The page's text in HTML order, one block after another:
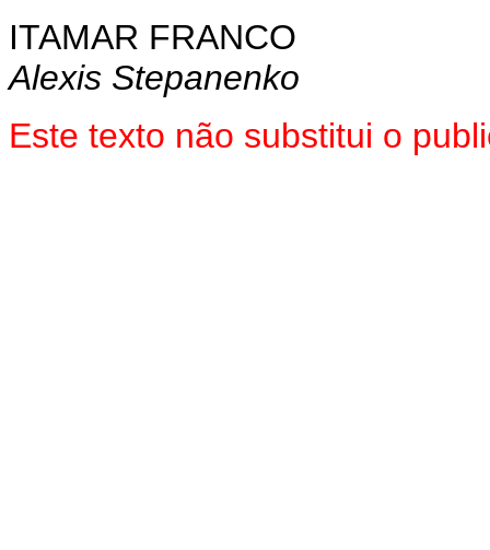
ITAMAR FRANCO
Alexis Stepanenko
Este texto não substitui o